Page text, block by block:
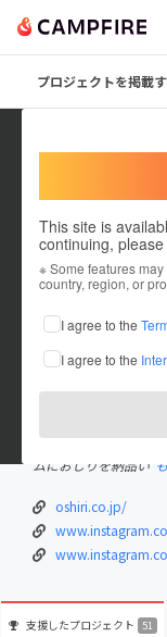
プロジェクトを掲載
This site is
continuing,
※ Some features
country, region, or
I agree to the
I agree to the
これまでに51回支
在住国：日本 現在地
出身国：日本 出身地
◼️ 杉浦巌（すぎうら
ory おしり工場長 ヒ
ムにおしりを納品い
oshiri.co.jp/
支援したプロジェクト 51